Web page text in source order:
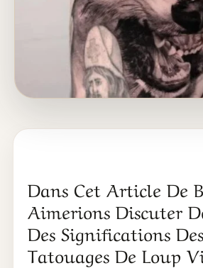
Dans Cet Article De
Aimerions Discuter
Des Significations Des
Tatouages De Loup